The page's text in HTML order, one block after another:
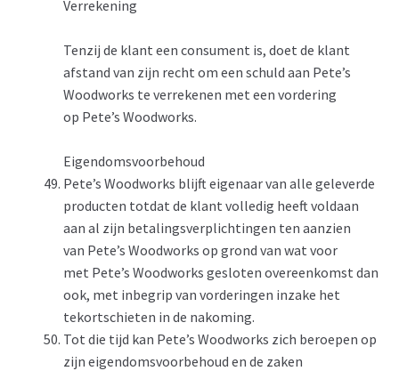
Verrekening
Tenzij de klant een consument is, doet de klant
afstand van zijn recht om een schuld aan Pete’s
Woodworks te verrekenen met een vordering
op Pete’s Woodworks.
Eigendomsvoorbehoud
Pete’s Woodworks blijft eigenaar van alle geleverde
producten totdat de klant volledig heeft voldaan
aan al zijn betalingsverplichtingen ten aanzien
van Pete’s Woodworks op grond van wat voor
met Pete’s Woodworks gesloten overeenkomst dan
ook, met inbegrip van vorderingen inzake het
tekortschieten in de nakoming.
Tot die tijd kan Pete’s Woodworks zich beroepen op
zijn eigendomsvoorbehoud en de zaken